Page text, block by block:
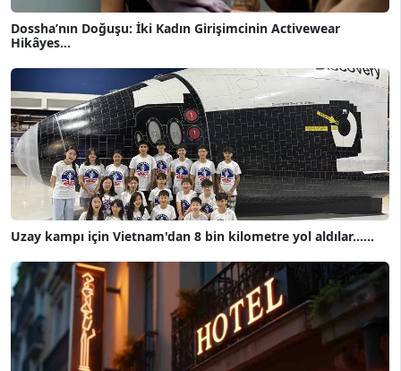
Dossha’nın Doğuşu: İki Kadın Girişimcinin Activewear
Hikâyes...
Uzay kampı için Vietnam'dan 8 bin kilometre yol aldılar......